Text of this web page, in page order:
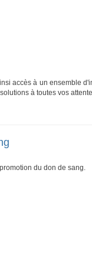
accès à un ensemble
à toutes vos
du don de sang.